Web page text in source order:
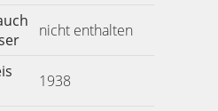
nicht enthalten
1938